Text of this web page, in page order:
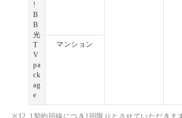
!
B
B
光
T
V
pa
ck
ag
e
マンション
※12 1契約回線につき1回限りとさせていただきま